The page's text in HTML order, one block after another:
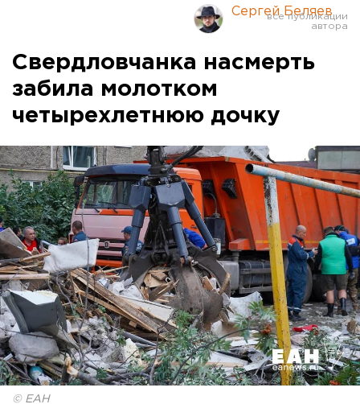
Сергей Беляев
Свердловчанка насмерть
забила молотком
четырехлетнюю дочку
© ЕАН